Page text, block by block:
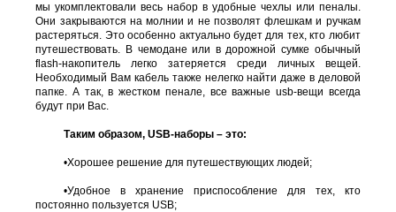
мы укомплектовали весь набор в удобные чехлы или пеналы.
Они закрываются на молнии и не позволят флешкам и ручкам
растеряться. Это особенно актуально будет для тех, кто любит
путешествовать. В чемодане или в дорожной сумке обычный
flash-накопитель легко затеряется среди личных вещей.
Необходимый Вам кабель также нелегко найти даже в деловой
папке. А так, в жестком пенале, все важные usb-вещи всегда
будут при Вас.
Таким образом, USB-наборы – это:
•Хорошее решение для путешествующих людей;
•Удобное в хранение приспособление для тех, кто
постоянно пользуется USB;